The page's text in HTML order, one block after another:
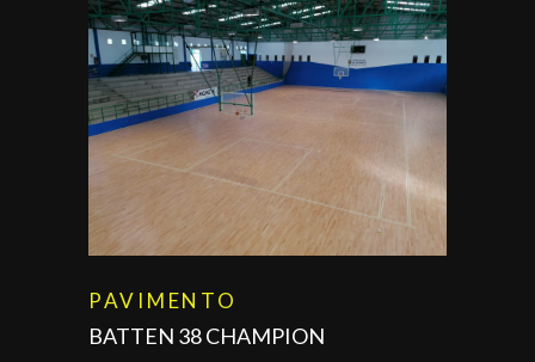
PAVIMENTO
BATTEN 38 CHAMPION